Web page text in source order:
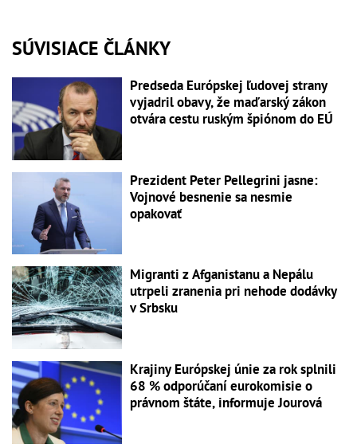
SÚVISIACE ČLÁNKY
Predseda Európskej ľudovej strany
vyjadril obavy, že maďarský zákon
otvára cestu ruským špiónom do EÚ
Prezident Peter Pellegrini jasne:
Vojnové besnenie sa nesmie
opakovať
Migranti z Afganistanu a Nepálu
utrpeli zranenia pri nehode dodávky
v Srbsku
Krajiny Európskej únie za rok splnili
68 % odporúčaní eurokomisie o
právnom štáte, informuje Jourová